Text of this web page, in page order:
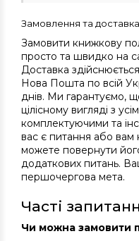
Замовлення та доставка
Замовити книжкову
просто та швидко на
Доставка
Нова Пошта по всій
днів. Ми гарантуємо,
цілісному вигляді з
комплектуючими та
вас є питання або вам
можете повернути
додаткових питань.
першочергова мета.
Часті
Чи можна замовити